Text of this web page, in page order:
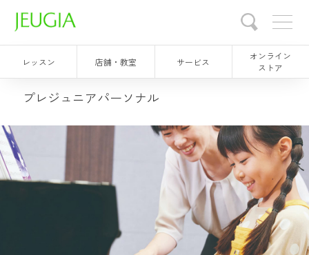
レッスン 店舗・教室 サービス
オンライン
ストア
プレジュニアパーソナル